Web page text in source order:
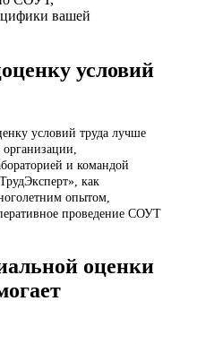
вашей
условий
условий труда лучше
и командой
как
опытом,
проведение СОУТ
оценки